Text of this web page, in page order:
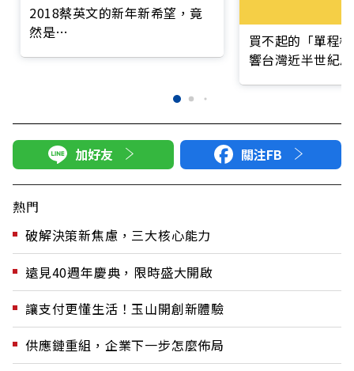
2018蔡英文的新年新希望，竟
然是…
買不起的「單程
響台灣近半世紀
加好友 關注FB
熱門
破解決策新焦慮，三大核心能力
遠見40週年慶典，限時盛大開啟
讓支付更懂生活！玉山開創新體驗
供應鏈重組，企業下一步怎麼佈局